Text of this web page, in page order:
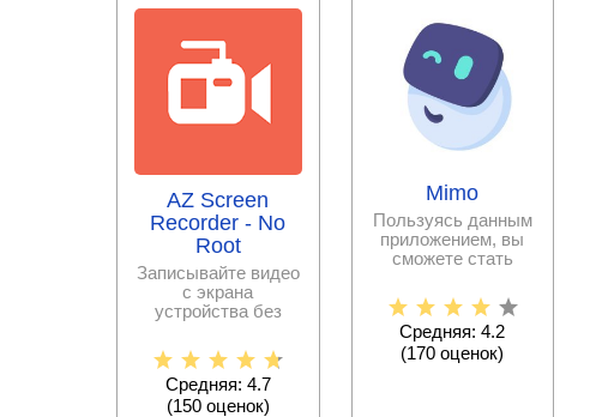
AZ Screen
Recorder - No
Root
Записывайте видео
с экрана
устройства без
хорошем качестве.
Снимайте
Средняя: 4.7
(150оценок)
Mimo
Пользуясь данным
приложением, вы
сможете стать
сравнительно
Средняя: 4.2
(170 оценок)